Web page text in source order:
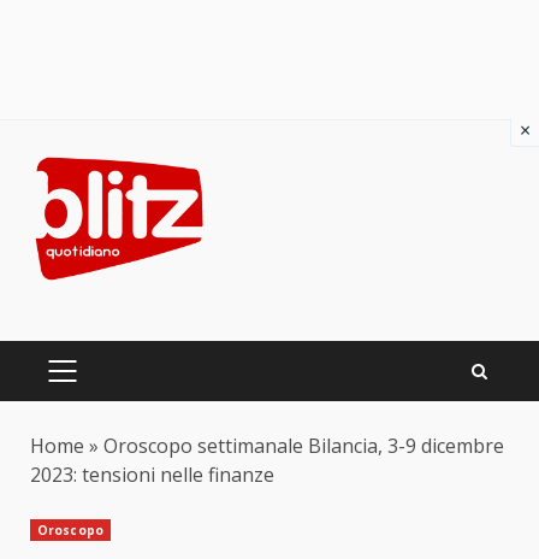
content
PRIMARY
Home » Oroscopo settimanale Bilancia, 3-9 dicembre
2023: tensioni nelle finanze
Oroscopo
×